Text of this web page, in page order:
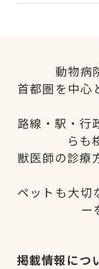
動物病
首都圏を中心
路線・駅・行
らも
獣医師の診療
ペットも大切
ー
掲載情報につ